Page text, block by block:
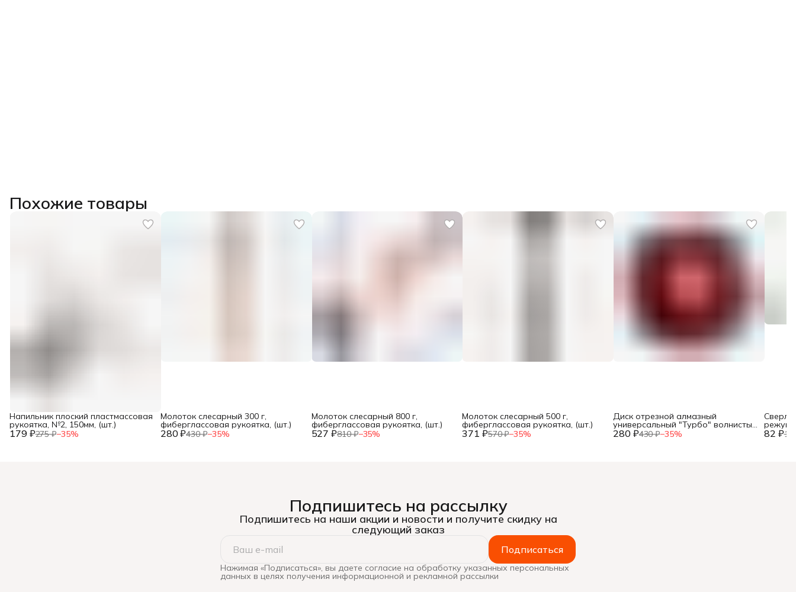
Похожие товары
179 ₽275 ₽−35%
Напильник плоский пластмассовая
рукоятка, №2, 150мм, (шт.)
280 ₽430 ₽−35%
Молоток слесарный 300 г,
фиберглассовая рукоятка, (шт.)
527 ₽810 ₽−35%
Молоток слесарный 800 г,
фиберглассовая рукоятка, (шт.)
371 ₽570 ₽−35%
Молоток слесарный 500 г,
фиберглассовая рукоятка, (шт.)
280 ₽430 ₽−35%
Диск отрезной алмазный
универсальный "Турбо" волнистый
профиль, 125х22,2мм, (шт.) 82 ₽
Сверло
Подпишитесь на рассылку
Подпишитесь на наши акции и новости и получите скидку на
следующий заказ
Подписаться
Нажимая «Подписаться», вы даете согласие на обработку указанных персональных
данных в целях получения информационной и рекламной рассылки